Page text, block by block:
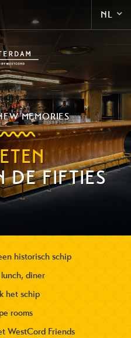
MEMORIES
DE FIFTIES
historisch schip
diner
het schip
rooms
WestCord Friends